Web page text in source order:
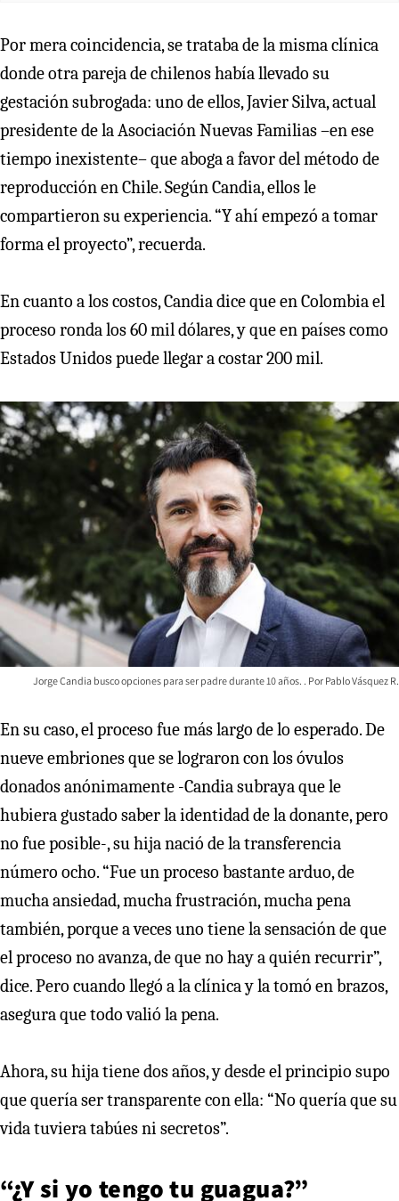
Por mera coincidencia, se trataba de la misma clínica
donde otra pareja de chilenos había llevado su
gestación subrogada: uno de ellos, Javier Silva, actual
presidente de la Asociación Nuevas Familias –en ese
tiempo inexistente– que aboga a favor del método de
reproducción en Chile. Según Candia, ellos le
compartieron su experiencia. “Y ahí empezó a tomar
forma el proyecto”, recuerda.
En cuanto a los costos, Candia dice que en Colombia el
proceso ronda los 60 mil dólares, y que en países como
Estados Unidos puede llegar a costar 200 mil.
Jorge Candia busco opciones para ser padre durante 10 años. Pablo Vásquez R.
En su caso, el proceso fue más largo de lo esperado. De
nueve embriones que se lograron con los óvulos
donados anónimamente -Candia subraya que le
hubiera gustado saber la identidad de la donante, pero
no fue posible-, su hija nació de la transferencia
número ocho. “Fue un proceso bastante arduo, de
mucha ansiedad, mucha frustración, mucha pena
también, porque a veces uno tiene la sensación de que
el proceso no avanza, de que no hay a quién recurrir”,
dice. Pero cuando llegó a la clínica y la tomó en brazos,
asegura que todo valió la pena.
Ahora, su hija tiene dos años, y desde el principio supo
que quería ser transparente con ella: “No quería que su
vida tuviera tabúes ni secretos”.
“¿Y si yo tengo tu guagua?”